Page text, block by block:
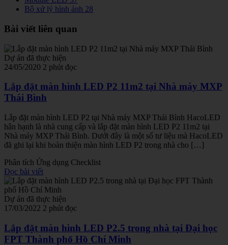
Bộ xử lý hình ảnh 28
Bài viết liên quan
Dự án đã thực hiện
24/05/2020 2 phút đọc
Lắp đặt màn hình LED P2 11m2 tại Nhà máy MXP
Thái Bình
Lắp đặt màn hình LED P2 tại Nhà máy MXP Thái Bình HacoLED
hân hạnh là nhà cung cấp và lắp đặt màn hình LED P2 11m2 tại
Nhà máy MXP Thái Bình. Dưới đây là một số tư liệu mà HacoLED
đã ghi lại khi hoàn thiện màn hình LED P2 trong nhà cho […]
Phân tích Ứng dụng Checklist
Đọc bài viết
Dự án đã thực hiện
17/03/2022 2 phút đọc
Lắp đặt màn hình LED P2.5 trong nhà tại Đại học
FPT Thành phố Hồ Chí Minh